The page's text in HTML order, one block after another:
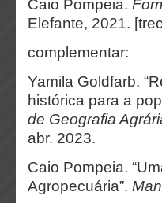
Caio Pompeia.
Elefante, 2021.
complementar:
Yamila Goldfarb.
histórica para a
de Geografia
abr. 2023.
Caio Pompeia.
Agropecuária”.